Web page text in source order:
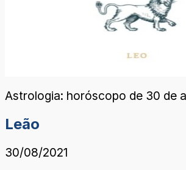
Astrologia: horóscopo de 30 de
Leão
30/08/2021